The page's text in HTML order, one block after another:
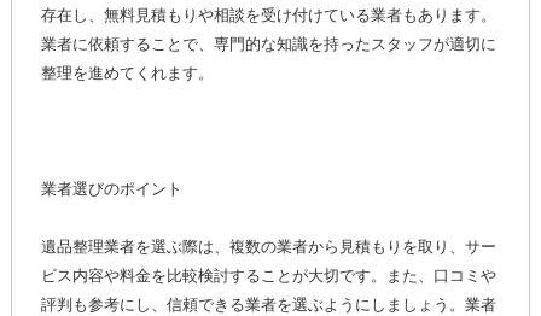
存在し、無料見積もりや相談を受け付けている業者もあります。
業者に依頼することで、専門的な知識を持ったスタッフが適切に
整理を進めてくれます。
業者選びのポイント
遺品整理業者を選ぶ際は、複数の業者から見積もりを取り、サー
ビス内容や料金を比較検討することが大切です。また、口コミや
評判も参考にし、信頼できる業者を選ぶようにしましょう。業者